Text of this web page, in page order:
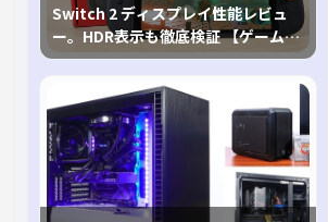
Switch 2 ディスプレイ性能レビュ
ー。HDR表示も徹底検証 【ゲームに
おけるHDRの未来を切り開く1台！】